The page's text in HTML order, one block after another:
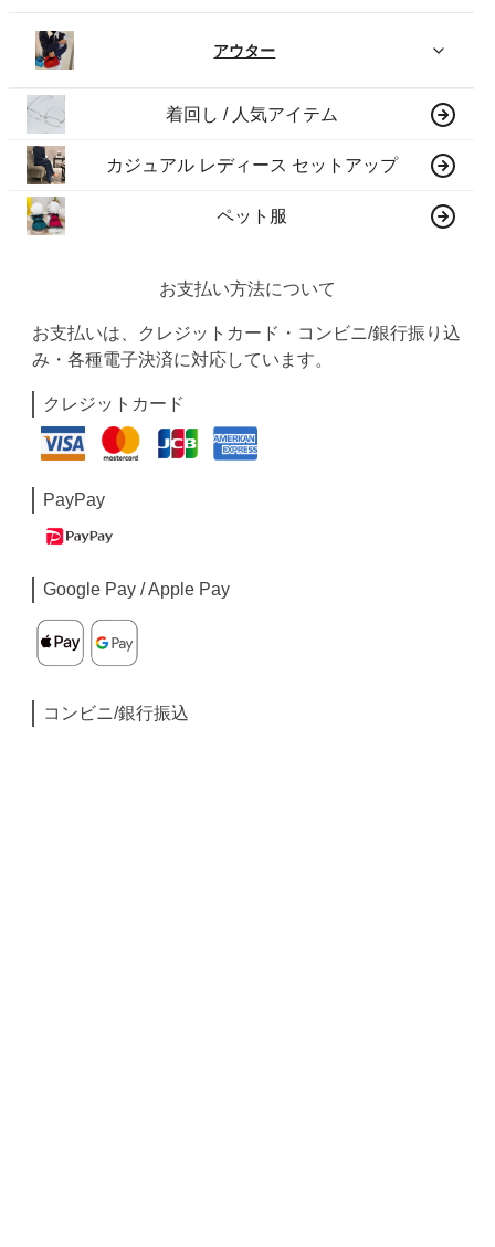
アウター
着回し / 人気アイテム
カジュアル レディース セットアップ
ペット服
お支払い方法について
お支払いは、クレジットカード・コンビニ/銀行振り込
み・各種電子決済に対応しています。
クレジットカード
PayPay
Google Pay / Apple Pay
コンビニ/銀行振込